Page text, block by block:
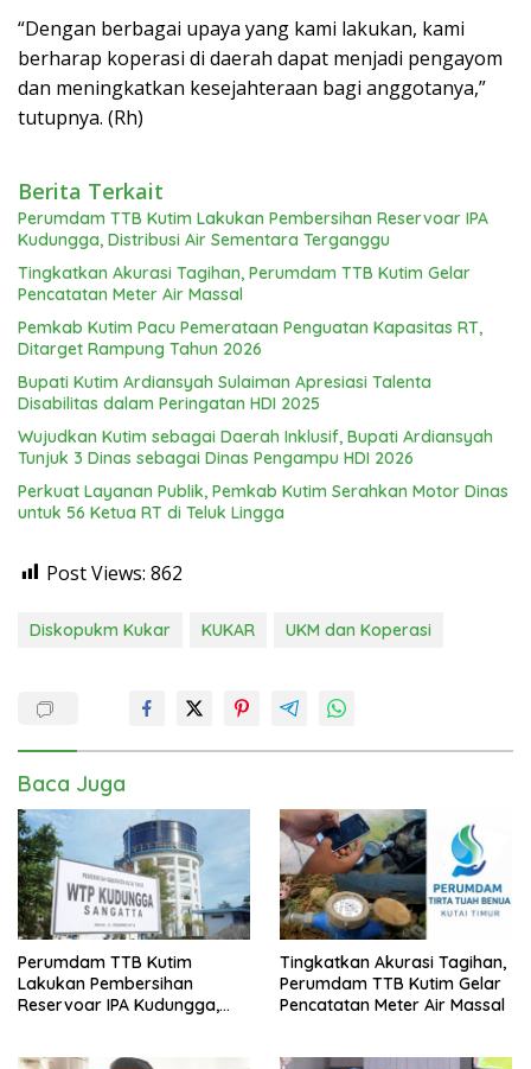
“Dengan berbagai upaya yang kami lakukan, kami
berharap koperasi di daerah dapat menjadi pengayom
dan meningkatkan kesejahteraan bagi anggotanya,”
tutupnya. (Rh)
Berita Terkait
Perumdam TTB Kutim Lakukan Pembersihan Reservoar IPA
Kudungga, Distribusi Air Sementara Terganggu
Tingkatkan Akurasi Tagihan, Perumdam TTB Kutim Gelar
Pencatatan Meter Air Massal
Pemkab Kutim Pacu Pemerataan Penguatan Kapasitas RT,
Ditarget Rampung Tahun 2026
Bupati Kutim Ardiansyah Sulaiman Apresiasi Talenta
Disabilitas dalam Peringatan HDI 2025
Wujudkan Kutim sebagai Daerah Inklusif, Bupati Ardiansyah
Tunjuk 3 Dinas sebagai Dinas Pengampu HDI 2026
Perkuat Layanan Publik, Pemkab Kutim Serahkan Motor Dinas
untuk 56 Ketua RT di Teluk Lingga
Post Views: 862
Diskopukm Kukar KUKAR UKM dan Koperasi
Baca Juga
Perumdam TTB Kutim
Lakukan Pembersihan
Reservoar IPA Kudungga,
Tingkatkan Akurasi Tagihan,
Perumdam TTB Kutim Gelar
Pencatatan Meter Air Massal